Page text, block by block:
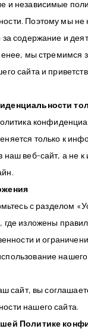
и независимые
Поэтому мы не
за содержание и
мы стремимся
сайта и
только к
наш веб-сайт, а не
с разделом
где изложены
и
сайт, вы
нашего сайта.
Политике